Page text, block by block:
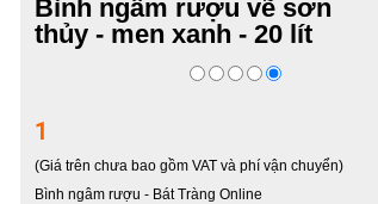
Bình ngâm rượu vẽ sơn
thủy - men xanh - 20 lít
1
(Giá trên chưa bao gồm VAT và phí vận chuyển)
Bình ngâm rượu - Bát Tràng Online